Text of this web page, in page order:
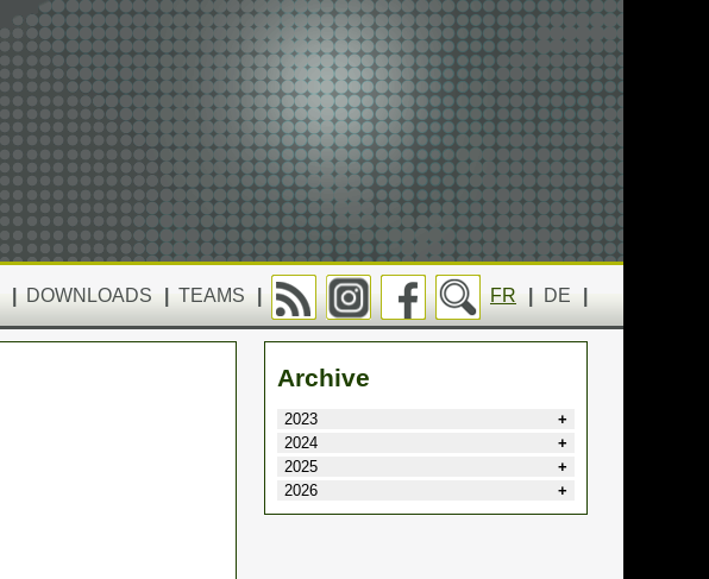
FR DE
DOWNLOADS TEAMS
Archive
2023
2024
2025
2026